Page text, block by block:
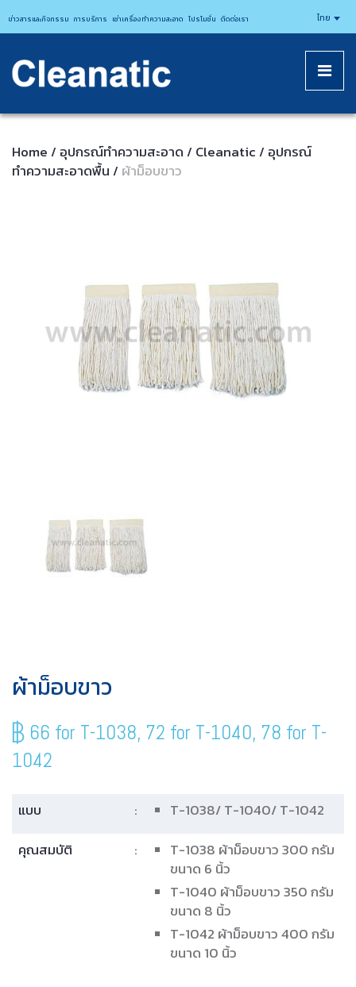
CLEANATICJ
ข่าวสารและกิจกรรม การบริการ เช่าเครื่องทำความสะอาด โปรโมชั่น ติดต่อเรา ไทย
Home / อุปกรณ์ทําความสะอาด / Cleanatic / อุปกรณ์
ทำความสะอาดพื้น / ผ้าม็อบขาว
ผ้าม็อบขาว
66 for T-1038, 72 for T-1040, 78 for T-
1042
แบบ :
T-1038/ T-1040/ T-1042
คุณสมบัติ
:
T-1038 ผ้าม็อบขาว 300 กรัม
ขนาด 6 นิ้ว
T-1040 ผ้าม็อบขาว 350 กรัม
ขนาด 8 นิ้ว
T-1042 ผ้าม็อบขาว 400 กรัม
ขนาด 10 นิ้ว